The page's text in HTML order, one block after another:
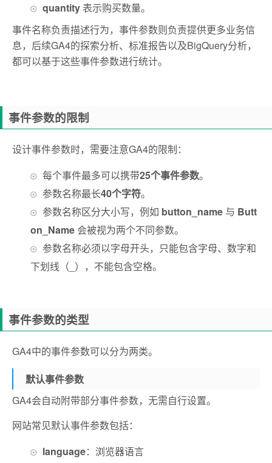
quantity表示购买数量。
事件名称负责描述行为，事件参数则负责提供更多业务信
息，后续GA4的探索分析、标准报告以及BigQuery分析，
都可以基于这些事件参数进行统计。
事件参数的限制
设计事件参数时，需要注意GA4的限制：
每个事件最多可以携带25个事件参数。
参数名称最长40个字符。
参数名称区分大小写，例如 button_name 与 Butt
on_Name 会被视为两个不同参数。
参数名称必须以字母开头，只能包含字母、数字和
下划线（_），不能包含空格。
事件参数的类型
GA4中的事件参数可以分为两类。
默认事件参数
GA4会自动附带部分事件参数，无需自行设置。
网站常见默认事件参数包括：
language：浏览器语言